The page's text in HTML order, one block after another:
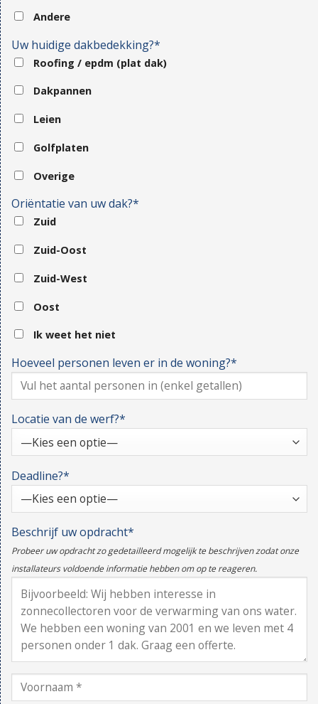
Andere
Uw huidige dakbedekking?*
Roofing / epdm (plat dak)
Dakpannen
Leien
Golfplaten
Overige
Oriëntatie van uw dak?*
Zuid
Zuid-Oost
Zuid-West
Oost
Ik weet het niet
Hoeveel personen leven er in de woning?*
Locatie van de werf?*
Deadline?*
Beschrijf uw opdracht*
Probeer uw opdracht zo gedetailleerd mogelijk te beschrijven zodat onze
installateurs voldoende informatie hebben om op te reageren.